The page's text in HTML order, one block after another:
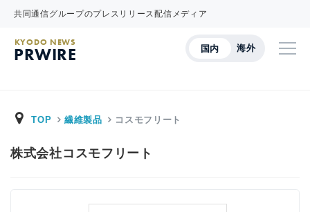
共同通信グループのプレスリリース配信メディア
国内 海外
KYODO NEWS
PRWIRE
TOP 繊維製品 コスモフリート
株式会社コスモフリート